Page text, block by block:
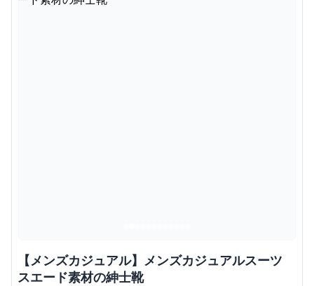
【メンズカジュアル】メンズカジュアルスーツ
スエード素材の紳士靴